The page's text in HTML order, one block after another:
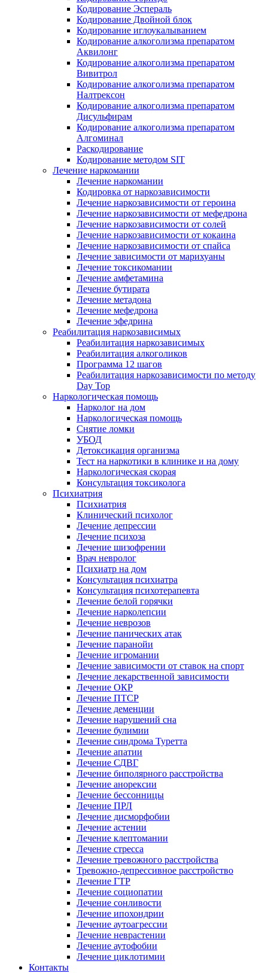
Кодирование Эспераль
Кодирование Двойной блок
Кодирование иглоукалыванием
Кодирование алкоголизма препаратом
Аквилонг
Кодирование алкоголизма препаратом
Вивитрол
Кодирование алкоголизма препаратом
Налтрексон
Кодирование алкоголизма препаратом
Дисульфирам
Кодирование алкоголизма препаратом
Алгоминал
Раскодирование
Кодирование методом SIT
Лечение наркомании
Лечение наркомании
Кодировка от наркозависимости
Лечение наркозависимости от героина
Лечение наркозависимости от мефедрона
Лечение наркозависимости от солей
Лечение наркозависимости от кокаина
Лечение наркозависимости от спайса
Лечение зависимости от марихуаны
Лечение токсикомании
Лечение амфетамина
Лечение бутирата
Лечение метадона
Лечение мефедрона
Лечение эфедрина
Реабилитация наркозависимых
Реабилитация наркозависимых
Реабилитация алкоголиков
Программа 12 шагов
Реабилитация наркозависимости по методу
Day Top
Наркологическая помощь
Нарколог на дом
Наркологическая помощь
Снятие ломки
УБОД
Детоксикация организма
Тест на наркотики в клинике и на дому
Наркологическая скорая
Консультация токсиколога
Психиатрия
Психиатрия
Клинический психолог
Лечение депрессии
Лечение психоза
Лечение шизофрении
Врач невролог
Психиатр на дом
Консультация психиатра
Консультация психотерапевта
Лечение белой горячки
Лечение нарколепсии
Лечение неврозов
Лечение панических атак
Лечение паранойи
Лечение игромании
Лечение зависимости от ставок на спорт
Лечение лекарственной зависимости
Лечение ОКР
Лечение ПТСР
Лечение деменции
Лечение нарушений сна
Лечение булимии
Лечение синдрома Туретта
Лечение апатии
Лечение СДВГ
Лечение биполярного расстройства
Лечение анорексии
Лечение бессонницы
Лечение ПРЛ
Лечение дисморфобии
Лечение астении
Лечение клептомании
Лечение стресса
Лечение тревожного расстройства
Тревожно-депрессивное расстройство
Лечение ГТР
Лечение социопатии
Лечение сонливости
Лечение ипохондрии
Лечение аутоагрессии
Лечение неврастении
Лечение аутофобии
Лечение циклотимии
Контакты